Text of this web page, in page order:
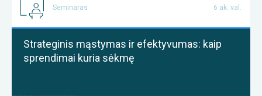
Seminaras 6 ak. val.
Strateginis mąstymas ir efektyvumas: kaip
sprendimai kuria sėkmę